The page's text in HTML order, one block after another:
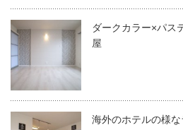
ダークカラー×パス
屋
海外のホテルの様